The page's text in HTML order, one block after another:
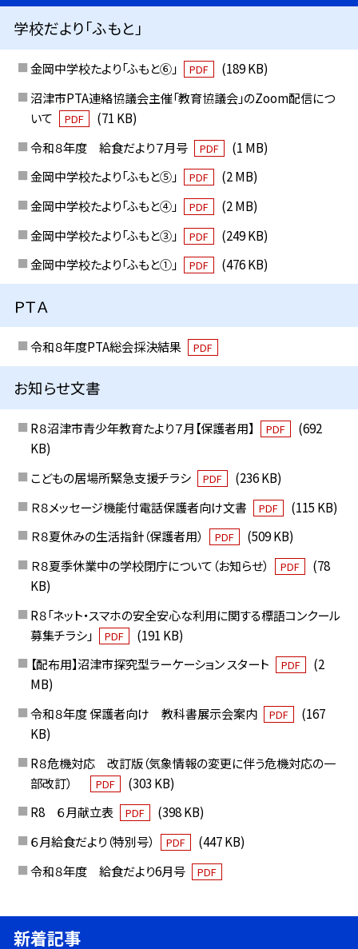
学校だより「ふもと」
金岡中学校たより「ふもと⑥」 PDF
(189 KB)
沼津市PTA連絡協議会主催「教育協議会」のZoom配信につ
いて
PDF
(71 KB)
令和８年度 給食だより７月号
PDF
(1 MB)
金岡中学校たより「ふもと⑤」
PDF
(2 MB)
金岡中学校たより「ふもと④」
PDF
(2 MB)
金岡中学校たより「ふもと③」
PDF
(249 KB)
金岡中学校たより「ふもと①」
PDF (476 KB)
ＰＴＡ
令和８年度PTA総会採決結果 PDF
お知らせ文書
R８沼津市青少年教育たより７月【保護者用】 PDF
(692
KB)
こどもの居場所緊急支援チラシ
PDF
(236 KB)
Ｒ８メッセージ機能付電話保護者向け文書
PDF
(115 KB)
Ｒ８夏休みの生活指針（保護者用）
PDF
(509 KB)
Ｒ８夏季休業中の学校閉庁について（お知らせ）
PDF
(78
KB)
R８「ネット・スマホの安全安心な利用に関する標語コンクール
募集チラシ」
PDF
(191 KB)
【配布用】沼津市探究型ラーケーション スタート
PDF
(2
MB)
令和８年度 保護者向け 教科書展示会案内
PDF
(167
KB)
R８危機対応 改訂版（気象情報の変更に伴う危機対応の一
部改訂）
PDF
(303 KB)
R8 ６月献立表
PDF
(398 KB)
６月給食だより（特別号）
PDF
(447 KB)
令和８年度 給食だより6月号
PDF
新着記事